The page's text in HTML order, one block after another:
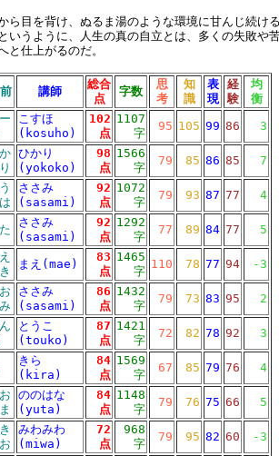
ら目を背け、ぬるま湯のような環境に甘んじ続け
いうように、人生の真の自立とは、多くの失敗や
と仕上がるのだ。
講師
総合
点
字数
思
考
知
識
表
現
経
験
均
衡
こすほ
(kosuho)
102
点
1107
字
95 105 99 86
3
ひかり
(yokoko)
98
点
1566
字
79 85 86 85
7
ささみ
(sasami)
92
点
1072
字
79 93 87 77
4
ささみ
(sasami)
92
点
1292
字
77 89 84 77
5
まえ(mae)
83
点
1465
字
110 78 77 94
-3
ささみ
(sasami)
86
点
1432
字
79 73 83 95
2
とうこ
(touko)
87
点
1421
字
72 82 78 92
3
きら
(kira)
84
点
1569
字
67 85 79 76
4
ののはな
(yuta)
84
点
1148
字
79 76 75 66
5
みわみわ
(miwa)
72
点
968
字
79 95 82 60
-3